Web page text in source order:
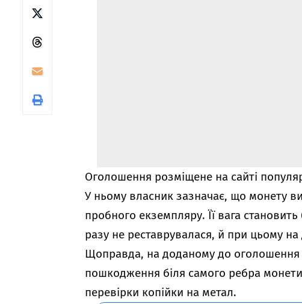
Оголошення розміщене на сайті
У ньому власник зазначає, що монету
пробного екземпляру. Її вага
разу не реставрувалася, й при цьому
Щоправда, на доданому до
пошкодження біля самого ребра
перевірки копійки на метал.